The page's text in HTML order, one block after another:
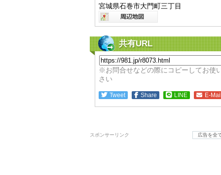
宮城県石巻市大門町三丁目
共有URL
※お問合せなどの際にコピーしてお使
さい
Tweet Share LINE E-
スポンサーリンク 広告を全